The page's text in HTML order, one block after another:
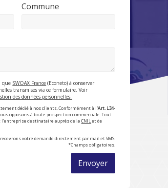
Commune
que SWOAX France (Econeto) à conserver
transmises via ce formulaire. Voir
des données personnelles.
dédié à nos clients. Conformément à l'Art. L34-
opposons à toute prospection commerciale. Tout
l'entreprise destinataire auprès de laCNILet de
votre demande directement par mail et SMS.
*Champs obligatoires.
Envoyer